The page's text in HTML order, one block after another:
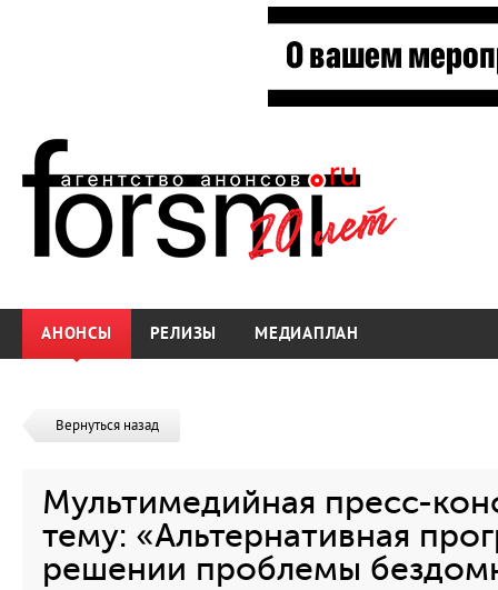
АНОНСЫ РЕЛИЗЫ МЕДИАПЛАН
Вернуться назад
Мультимедийная пресс-
тему: «Альтернативная
решении проблемы